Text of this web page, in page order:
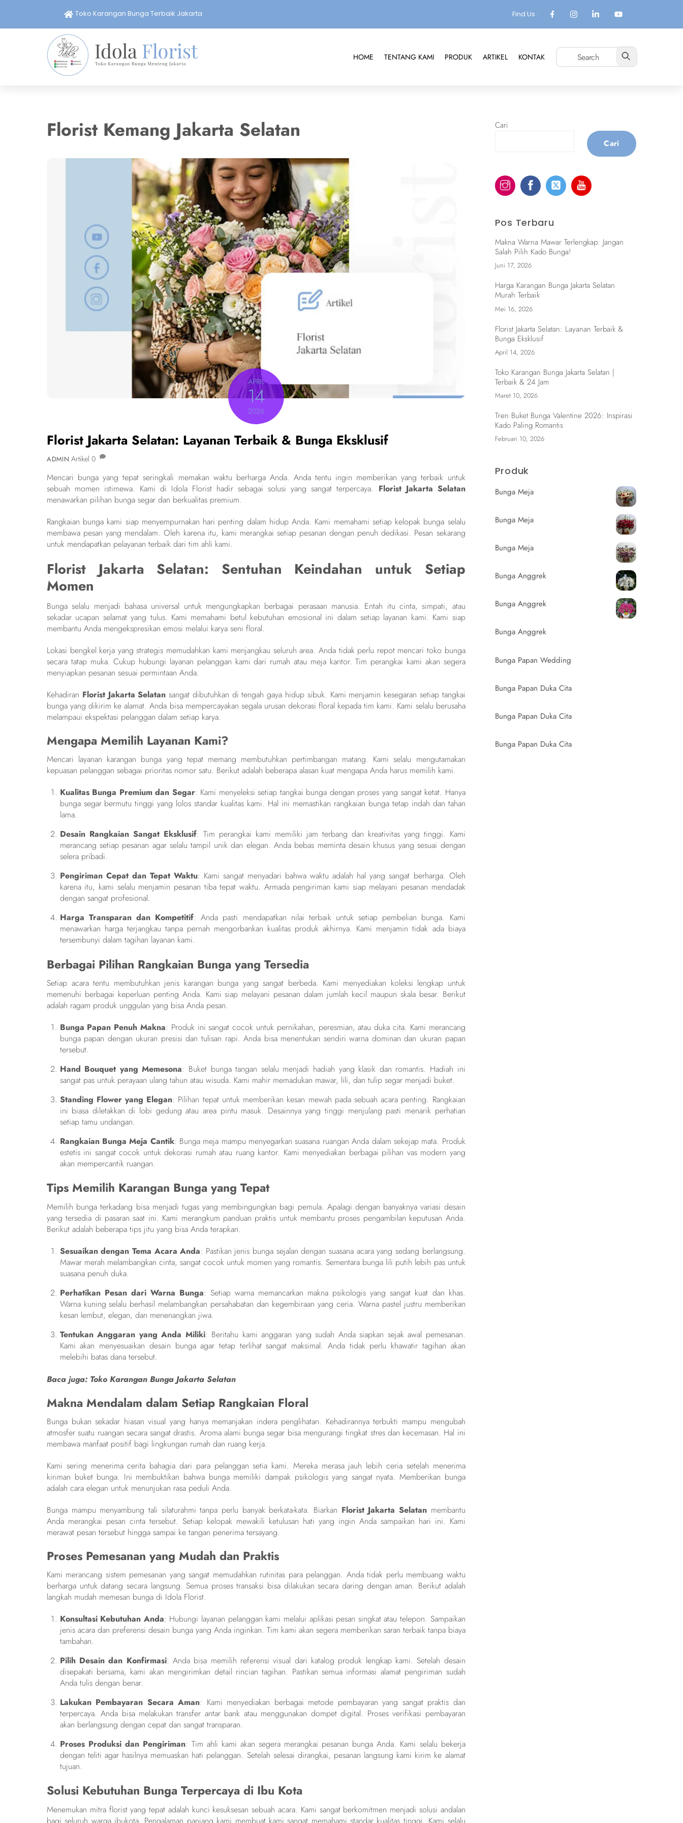
content
Toko Karangan Bunga Terbaik Jakarta Find Us :
HOME TENTANG KAMI PRODUK ARTIKEL KONTAK
Florist Kemang Jakarta Selatan
APRIL
14
2026
Florist Jakarta Selatan: Layanan Terbaik & Bunga Eksklusif
ADMIN Artikel 0
Mencari bunga yang tepat seringkali memakan waktu berharga Anda. Anda tentu ingin memberikan yang terbaik untuk
sebuah momen istimewa. Kami di Idola Florist hadir sebagai solusi yang sangat terpercaya. Florist Jakarta Selatan
menawarkan pilihan bunga segar dan berkualitas premium.
Rangkaian bunga kami siap menyempurnakan hari penting dalam hidup Anda. Kami memahami setiap kelopak bunga selalu
membawa pesan yang mendalam. Oleh karena itu, kami merangkai setiap pesanan dengan penuh dedikasi. Pesan sekarang
untuk mendapatkan pelayanan terbaik dari tim ahli kami.
Florist Jakarta Selatan: Sentuhan Keindahan untuk Setiap
Momen
Bunga selalu menjadi bahasa universal untuk mengungkapkan berbagai perasaan manusia. Entah itu cinta, simpati, atau
sekadar ucapan selamat yang tulus. Kami memahami betul kebutuhan emosional ini dalam setiap layanan kami. Kami siap
membantu Anda mengekspresikan emosi melalui karya seni floral.
Lokasi bengkel kerja yang strategis memudahkan kami menjangkau seluruh area. Anda tidak perlu repot mencari toko bunga
secara tatap muka. Cukup hubungi layanan pelanggan kami dari rumah atau meja kantor. Tim perangkai kami akan segera
menyiapkan pesanan sesuai permintaan Anda.
Kehadiran Florist Jakarta Selatan sangat dibutuhkan di tengah gaya hidup sibuk. Kami menjamin kesegaran setiap tangkai
bunga yang dikirim ke alamat. Anda bisa mempercayakan segala urusan dekorasi floral kepada tim kami. Kami selalu berusaha
melampaui ekspektasi pelanggan dalam setiap karya.
Mengapa Memilih Layanan Kami?
Mencari layanan karangan bunga yang tepat memang membutuhkan pertimbangan matang. Kami selalu mengutamakan
kepuasan pelanggan sebagai prioritas nomor satu. Berikut adalah beberapa alasan kuat mengapa Anda harus memilih kami.
Kualitas Bunga Premium dan Segar: Kami menyeleksi setiap tangkai bunga dengan proses yang sangat ketat. Hanya
bunga segar bermutu tinggi yang lolos standar kualitas kami. Hal ini memastikan rangkaian bunga tetap indah dan tahan
lama.
Desain Rangkaian Sangat Eksklusif: Tim perangkai kami memiliki jam terbang dan kreativitas yang tinggi. Kami
merancang setiap pesanan agar selalu tampil unik dan elegan. Anda bebas meminta desain khusus yang sesuai dengan
selera pribadi.
Pengiriman Cepat dan Tepat Waktu: Kami sangat menyadari bahwa waktu adalah hal yang sangat berharga. Oleh
karena itu, kami selalu menjamin pesanan tiba tepat waktu. Armada pengiriman kami siap melayani pesanan mendadak
dengan sangat profesional.
Harga Transparan dan Kompetitif: Anda pasti mendapatkan nilai terbaik untuk setiap pembelian bunga. Kami
menawarkan harga terjangkau tanpa pernah mengorbankan kualitas produk akhirnya. Kami menjamin tidak ada biaya
tersembunyi dalam tagihan layanan kami.
Berbagai Pilihan Rangkaian Bunga yang Tersedia
Setiap acara tentu membutuhkan jenis karangan bunga yang sangat berbeda. Kami menyediakan koleksi lengkap untuk
memenuhi berbagai keperluan penting Anda. Kami siap melayani pesanan dalam jumlah kecil maupun skala besar. Berikut
adalah ragam produk unggulan yang bisa Anda pesan.
Bunga Papan Penuh Makna: Produk ini sangat cocok untuk pernikahan, peresmian, atau duka cita. Kami merancang
bunga papan dengan ukuran presisi dan tulisan rapi. Anda bisa menentukan sendiri warna dominan dan ukuran papan
tersebut.
Hand Bouquet yang Memesona: Buket bunga tangan selalu menjadi hadiah yang klasik dan romantis. Hadiah ini
sangat pas untuk perayaan ulang tahun atau wisuda. Kami mahir memadukan mawar, lili, dan tulip segar menjadi buket.
Standing Flower yang Elegan: Pilihan tepat untuk memberikan kesan mewah pada sebuah acara penting. Rangkaian
ini biasa diletakkan di lobi gedung atau area pintu masuk. Desainnya yang tinggi menjulang pasti menarik perhatian
setiap tamu undangan.
Rangkaian Bunga Meja Cantik: Bunga meja mampu menyegarkan suasana ruangan Anda dalam sekejap mata. Produk
estetis ini sangat cocok untuk dekorasi rumah atau ruang kantor. Kami menyediakan berbagai pilihan vas modern yang
akan mempercantik ruangan.
Tips Memilih Karangan Bunga yang Tepat
Memilih bunga terkadang bisa menjadi tugas yang membingungkan bagi pemula. Apalagi dengan banyaknya variasi desain
yang tersedia di pasaran saat ini. Kami merangkum panduan praktis untuk membantu proses pengambilan keputusan Anda.
Berikut adalah beberapa tips jitu yang bisa Anda terapkan.
Sesuaikan dengan Tema Acara Anda: Pastikan jenis bunga sejalan dengan suasana acara yang sedang berlangsung.
Mawar merah melambangkan cinta, sangat cocok untuk momen yang romantis. Sementara bunga lili putih lebih pas untuk
suasana penuh duka.
Perhatikan Pesan dari Warna Bunga: Setiap warna memancarkan makna psikologis yang sangat kuat dan khas.
Warna kuning selalu berhasil melambangkan persahabatan dan kegembiraan yang ceria. Warna pastel justru memberikan
kesan lembut, elegan, dan menenangkan jiwa.
Tentukan Anggaran yang Anda Miliki: Beritahu kami anggaran yang sudah Anda siapkan sejak awal pemesanan.
Kami akan menyesuaikan desain bunga agar tetap terlihat sangat maksimal. Anda tidak perlu khawatir tagihan akan
melebihi batas dana tersebut.
Baca juga: Toko Karangan Bunga Jakarta Selatan
Makna Mendalam dalam Setiap Rangkaian Floral
Bunga bukan sekadar hiasan visual yang hanya memanjakan indera penglihatan. Kehadirannya terbukti mampu mengubah
atmosfer suatu ruangan secara sangat drastis. Aroma alami bunga segar bisa mengurangi tingkat stres dan kecemasan. Hal ini
membawa manfaat positif bagi lingkungan rumah dan ruang kerja.
Kami sering menerima cerita bahagia dari para pelanggan setia kami. Mereka merasa jauh lebih ceria setelah menerima
kiriman buket bunga. Ini membuktikan bahwa bunga memiliki dampak psikologis yang sangat nyata. Memberikan bunga
adalah cara elegan untuk menunjukan rasa peduli Anda.
Bunga mampu menyambung tali silaturahmi tanpa perlu banyak berkata-kata. Biarkan Florist Jakarta Selatanmembantu
Anda merangkai pesan cinta tersebut. Setiap kelopak mewakili ketulusan hati yang ingin Anda sampaikan hari ini. Kami
merawat pesan tersebut hingga sampai ke tangan penerima tersayang.
Proses Pemesanan yang Mudah dan Praktis
Kami merancang sistem pemesanan yang sangat memudahkan rutinitas para pelanggan. Anda tidak perlu membuang waktu
berharga untuk datang secara langsung. Semua proses transaksi bisa dilakukan secara daring dengan aman. Berikut adalah
langkah mudah memesan bunga di Idola Florist.
Konsultasi Kebutuhan Anda: Hubungi layanan pelanggan kami melalui aplikasi pesan singkat atau telepon. Sampaikan
jenis acara dan preferensi desain bunga yang Anda inginkan. Tim kami akan segera memberikan saran terbaik tanpa biaya
tambahan.
Pilih Desain dan Konfirmasi: Anda bisa memilih referensi visual dari katalog produk lengkap kami. Setelah desain
disepakati bersama, kami akan mengirimkan detail rincian tagihan. Pastikan semua informasi alamat pengiriman sudah
Anda tulis dengan benar.
Lakukan Pembayaran Secara Aman: Kami menyediakan berbagai metode pembayaran yang sangat praktis dan
terpercaya. Anda bisa melakukan transfer antar bank atau menggunakan dompet digital. Proses verifikasi pembayaran
akan berlangsung dengan cepat dan sangat transparan.
Proses Produksi dan Pengiriman: Tim ahli kami akan segera merangkai pesanan bunga Anda. Kami selalu bekerja
dengan teliti agar hasilnya memuaskan hati pelanggan. Setelah selesai dirangkai, pesanan langsung kami kirim ke alamat
tujuan.
Solusi Kebutuhan Bunga Terpercaya di Ibu Kota
Menemukan mitra florist yang tepat adalah kunci kesuksesan sebuah acara. Kami sangat berkomitmen menjadi solusi andalan
bagi seluruh warga ibukota. Pengalaman panjang kami membuat kami sangat memahami standar kualitas tinggi. Kami selalu
Cari
Cari
Pos Terbaru
Makna Warna Mawar Terlengkap: Jangan
Salah Pilih Kado Bunga!
Juni 17, 2026
Harga Karangan Bunga Jakarta Selatan
Murah Terbaik
Mei 16, 2026
Florist Jakarta Selatan: Layanan Terbaik &
Bunga Eksklusif
April 14, 2026
Toko Karangan Bunga Jakarta Selatan |
Terbaik & 24 Jam
Maret 10, 2026
Tren Buket Bunga Valentine 2026: Inspirasi
Kado Paling Romantis
Februari 10, 2026
Produk
Bunga Meja
Bunga Meja
Bunga Meja
Bunga Anggrek
Bunga Anggrek
Bunga Anggrek
Bunga Papan Wedding
Bunga Papan Duka Cita
Bunga Papan Duka Cita
Bunga Papan Duka Cita